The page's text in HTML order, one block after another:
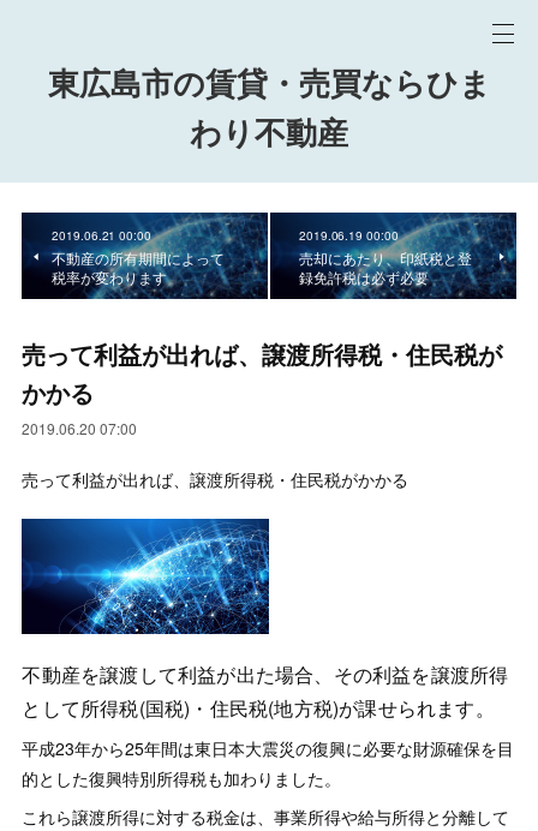
東広島市の賃貸・売買ならひま
わり不動産
2019.06.21 00:00
不動産の所有期間によって
税率が変わります
2019.06.19 00:00
売却にあたり、印紙税と登
録免許税は必ず必要
売って利益が出れば、譲渡所得税・住民税が
かかる
2019.06.20 07:00
売って利益が出れば、譲渡所得税・住民税がかかる
不動産を譲渡して利益が出た場合、その利益を譲渡所得
として所得税(国税)・住民税(地方税)が課せられます。
平成23年から25年間は東日本大震災の復興に必要な財源確保を目
的とした復興特別所得税も加わりました。
これら譲渡所得に対する税金は、事業所得や給与所得と分離して